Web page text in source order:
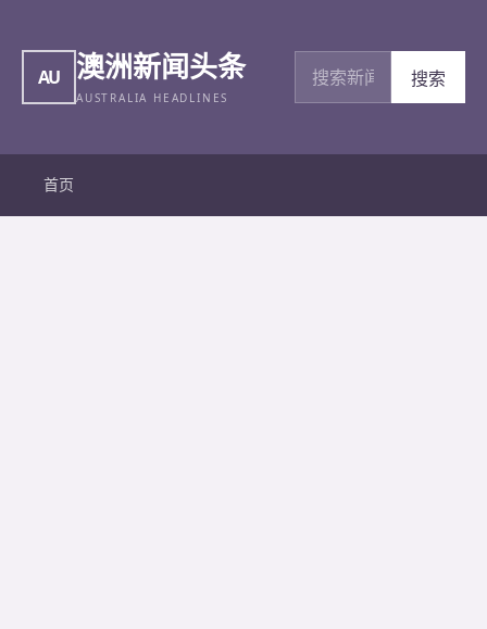
AU 澳洲新闻头条
AUSTRALIA HEADLINES
搜索新闻
搜索
首页